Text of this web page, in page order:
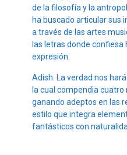
de la filosofía y la
ha buscado articular sus
a través de las artes
las letras donde confiesa
expresión.
Adish. La verdad nos
la cual compendia cuatro
ganando adeptos en las
estilo que integra
fantásticos con